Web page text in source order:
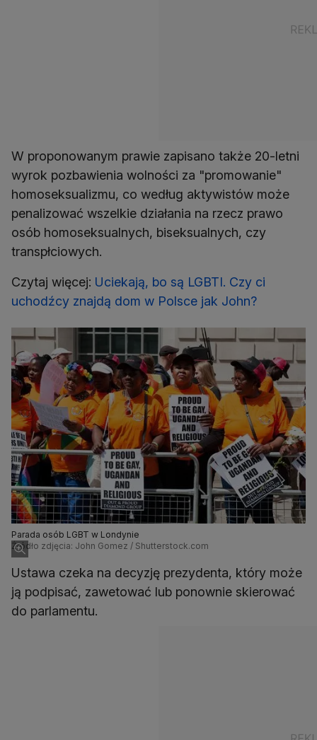
W proponowanym prawie zapisano także 20-letni
wyrok pozbawienia wolności za "promowanie"
homoseksualizmu, co według aktywistów może
penalizować wszelkie działania na rzecz prawo
osób homoseksualnych, biseksualnych, czy
transpłciowych.
Czytaj więcej: Uciekają, bo są LGBTI. Czy ci
uchodźcy znajdą dom w Polsce jak John?
Parada osób LGBT w Londynie
Źródło zdjęcia: John Gomez / Shutterstock.com
Ustawa czeka na decyzję prezydenta, który może
ją podpisać, zawetować lub ponownie skierować
do parlamentu.